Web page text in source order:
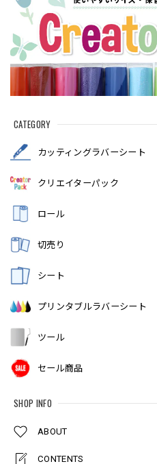
CATEGORY
カッティングラバーシート
クリエイターパック
ロール
切売り
シート
プリンタブルラバーシート
ツール
セール商品
SHOP INFO
ABOUT
CONTENTS